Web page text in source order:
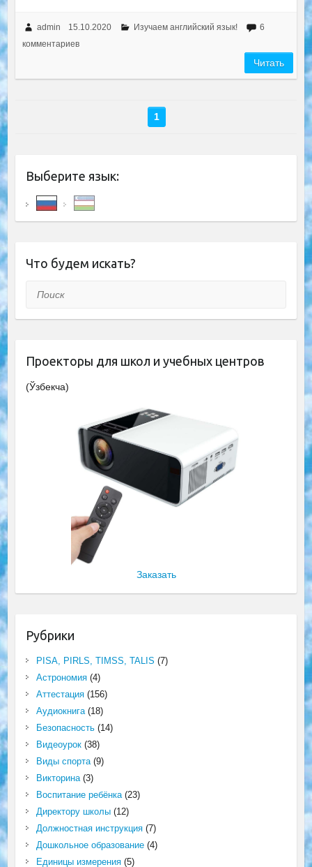
admin 15.10.2020 Изучаем английский язык!
6
комментариев
Читать
1
Выберите язык:
Что будем искать?
Поиск
Проекторы для школ и учебных центров
(Ўзбекча)
Заказать
Рубрики
PISA, PIRLS, TIMSS, TALIS (7)
Астрономия(4)
Аттестация(156)
Аудиокнига(18)
Безопасность(14)
Видеоурок(38)
Виды спорта(9)
Викторина(3)
Воспитание ребёнка(23)
Директору школы(12)
Должностная инструкция(7)
Дошкольное образование(4)
Единицы измерения(5)